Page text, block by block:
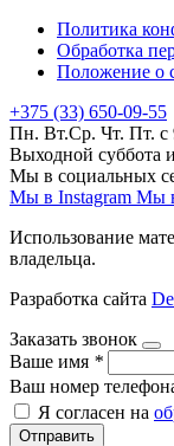
Политика
Обработка
Положение о
+375 (33) 650-09-55
Пн. Вт.Ср. Чт. Пт. с
Выходной суббота
Мы в социальных
Мы в Instagram Мы
Использование
владельца.
Разработка сайта
Заказать звонок
Ваше имя *
Ваш номер
Я согласен на
Отправить